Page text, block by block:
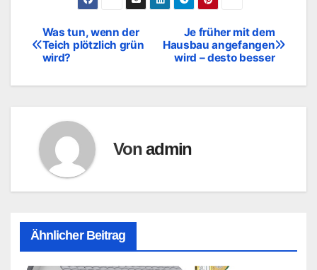
BeitragsnavigationJe früher mit dem
Hausbau angefangen
wird – desto besser
Was tun, wenn der
Teich plötzlich grün
wird?
Vonadmin
Ähnlicher Beitrag